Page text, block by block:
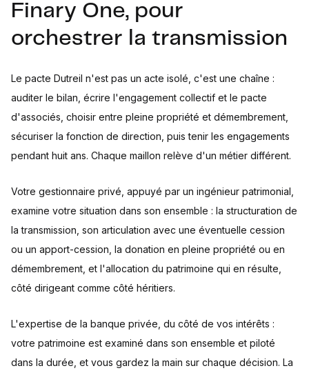
Finary One, pour
orchestrer la transmission
Le pacte Dutreil n'est pas un acte isolé, c'est une chaîne :
auditer le bilan, écrire l'engagement collectif et le pacte
d'associés, choisir entre pleine propriété et démembrement,
sécuriser la fonction de direction, puis tenir les engagements
pendant huit ans. Chaque maillon relève d'un métier différent.
Votre gestionnaire privé, appuyé par un ingénieur patrimonial,
examine votre situation dans son ensemble : la structuration de
la transmission, son articulation avec une éventuelle cession
ou un apport-cession, la donation en pleine propriété ou en
démembrement, et l'allocation du patrimoine qui en résulte,
côté dirigeant comme côté héritiers.
L'expertise de la banque privée, du côté de vos intérêts :
votre patrimoine est examiné dans son ensemble et piloté
dans la durée, et vous gardez la main sur chaque décision. La